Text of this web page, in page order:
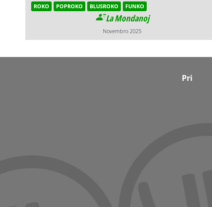
ROKO POPROKO BLUSROKO FUNKO
La Mondanoj
Novembro 2025
Pri